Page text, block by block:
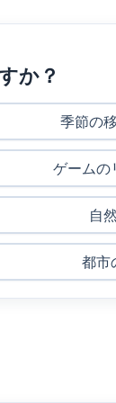
か？
季節の
ゲームの
自
都市